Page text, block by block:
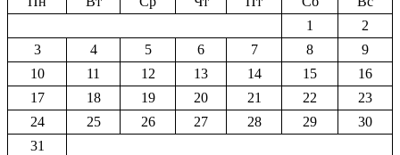
1
2
3
4 5 6 7 8
9
10
11 12 13 14 15
16
17
18 19 20 21 22
23
24
25 26 27 28 29
30
31